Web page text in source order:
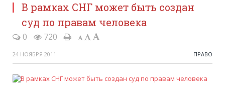
В рамках СНГ может быть создан
суд по правам человека
0 720
24 НОЯБРЯ 2011 ПРАВО